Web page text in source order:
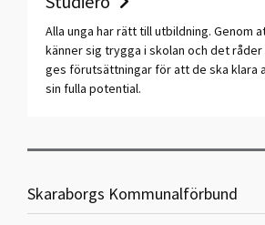
Alla unga har rätt till utbildning. Genom
känner sig trygga i skolan och det
ges förutsättningar för att de ska klara
sin fulla potential.
Skaraborgs Kommunalförbund